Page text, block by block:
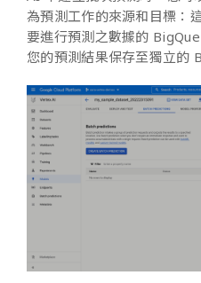
為預測工作的來源和目標：
要進行預測之數據的
您的預測結果保存至獨立的